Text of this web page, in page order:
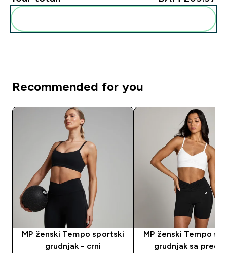
Recommended for you
MP ženski Tempo sportski
grudnjak - crni
MP ženski Tempo
grudnjak sa